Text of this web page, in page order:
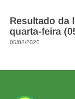
Resultado da
quarta-feira
05/08/2026